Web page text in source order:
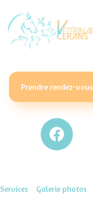
Prendre rendez-vous
Services Galerie photos